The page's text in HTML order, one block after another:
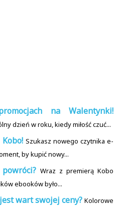
na Walentynki!
dzień w roku, kiedy miłość czuć...
Szukasz nowego czytnika e-
by kupić nowy...
Wraz z premierą Kobo
ebooków było...
wart swojej ceny? Kolorowe